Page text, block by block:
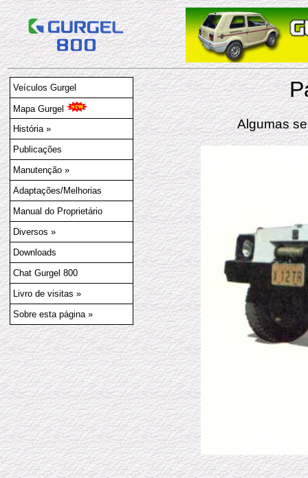
Veículos Gurgel
Mapa Gurgel
História »
Publicações
Manutenção »
Adaptações/Melhorias
Manual do Proprietário
Diversos »
Downloads
Chat Gurgel 800
Livro de visitas »
Sobre esta página »
Algumas